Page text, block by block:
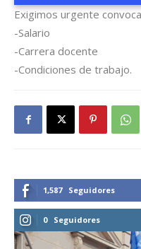
Exigimos urgente
-Salario
-Carrera docente
-Condiciones de trabajo.
1,587 Seguidores
0 Seguidores